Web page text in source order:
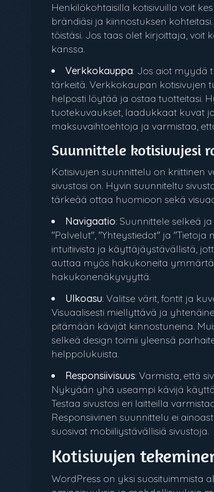
Henkilökohtaisilla kotisivuilla voit
brändiäsi ja kiinnostuksen
töistäsi. Jos taas olet kirjoittaja, voit
kanssa.
Verkkokauppa: Jos aiot myydä
tärkeitä. Verkkokaupan kotisivujen
helposti löytää ja ostaa tuotteitasi.
tuotekuvaukset, laadukkaat kuvat
maksuvaihtoehtoja ja varmistaa,
Suunnittele kotisivujesi
Kotisivujen suunnittelu on
sivustosi on. Hyvin suunniteltu
tärkeää ottaa huomioon sekä
Navigaatio: Suunnittele selkeä
"Palvelut", "Yhteystiedot" ja "Tietoja
intuitiivista ja käyttäjäystävällistä,
auttaa myös hakukoneita
hakukonenäkyvyyttä.
Ulkoasu: Valitse värit, fontit ja
Visuaalisesti miellyttävä ja
pitämään kävijät kiinnostuneina.
selkeä design toimii yleensä
helppolukuista.
Responsiivisuus: Varmista, että
Nykyään yhä useampi kävijä
Testaa sivustosi eri laitteilla
Responsiivinen suunnittelu ei
suosivat mobiiliystävällisiä sivustoja.
Kotisivujen
WordPress on yksi suosituimmista